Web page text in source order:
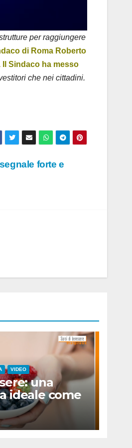
per raggiungere
di Roma Roberto
Sindaco ha messo
che nei cittadini.
forte e
VIDEO
una
ideale come